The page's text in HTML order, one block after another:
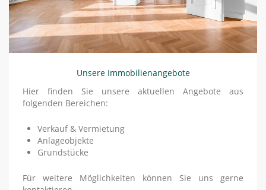
Unsere Immobilienangebote
Hier finden Sie unsere aktuellen Angebote aus
folgenden Bereichen:
Verkauf & Vermietung
Anlageobjekte
Grundstücke
Für weitere Möglichkeiten können Sie uns gerne